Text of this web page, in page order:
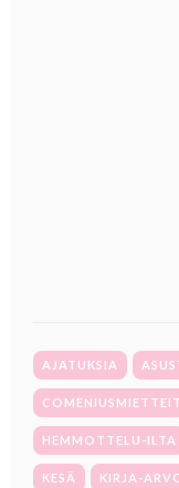
AJATUKSIA
HEMMOTTELU-ILTA
KESÄ KIRJA-